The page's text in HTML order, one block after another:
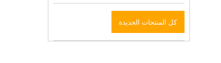
كل المنتجات الجديدة